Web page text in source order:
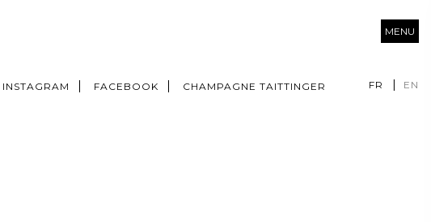
INSTAGRAM FACEBOOK CHAMPAGNE TAITTINGER FR EN
MENU